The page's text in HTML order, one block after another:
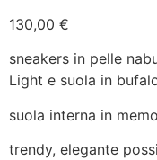
130,00 €
sneakers in pelle
Light e suola in
suola interna in
trendy, elegante